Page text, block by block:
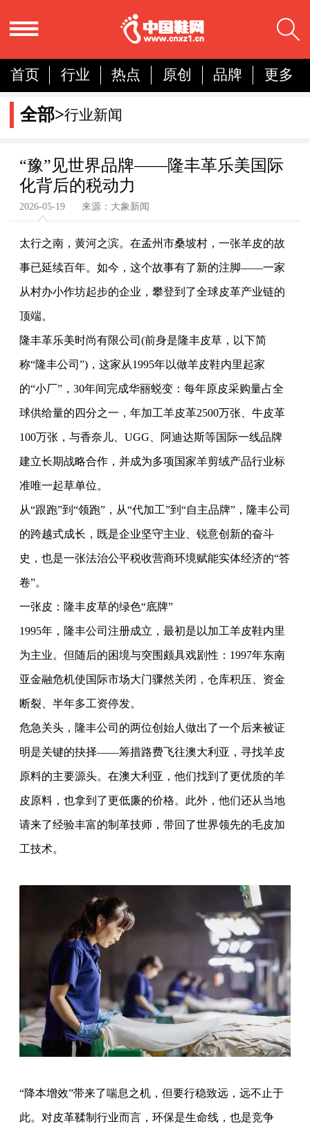
首页 行业 热点 原创 品牌
更多
国内
国际
分析
全部>行业新闻
“豫”见世界品牌——隆丰革乐美国际
化背后的税动力
2026-05-19 来源：大象新闻
太行之南，黄河之滨。在孟州市桑坡村，一张羊皮的故
事已延续百年。如今，这个故事有了新的注脚——一家
从村办小作坊起步的企业，攀登到了全球皮革产业链的
顶端。
隆丰革乐美时尚有限公司(前身是隆丰皮草，以下简
称“隆丰公司”)，这家从1995年以做羊皮鞋内里起家
的“小厂”，30年间完成华丽蜕变：每年原皮采购量占全
球供给量的四分之一，年加工羊皮革2500万张、牛皮革
100万张，与香奈儿、UGG、 阿迪达斯等国际一线品牌
建立长期战略合作，并成为多项国家羊剪绒产品行业标
准唯一起草单位。
从“跟跑”到“领跑”，从“代加工”到“自主品牌”，隆丰公司
的跨越式成长，既是企业坚守主业、锐意创新的奋斗
史，也是一张法治公平税收营商环境赋能实体经济的“答
卷”。
一张皮：隆丰皮草的绿色“底牌”
1995年，隆丰公司注册成立，最初是以加工羊皮鞋内里
为主业。但随后的困境与突围颇具戏剧性：1997年东南
亚金融危机使国际市场大门骤然关闭，仓库积压、资金
断裂、半年多工资停发。
危急关头，隆丰公司的两位创始人做出了一个后来被证
明是关键的抉择——筹措路费飞往澳大利亚，寻找羊皮
原料的主要源头。在澳大利亚，他们找到了更优质的羊
皮原料，也拿到了更低廉的价格。此外，他们还从当地
请来了经验丰富的制革技师，带回了世界领先的毛皮加
工技术。
“降本增效”带来了喘息之机，但要行稳致远，远不止于
此。对皮革鞣制行业而言，环保是生命线，也是竞争